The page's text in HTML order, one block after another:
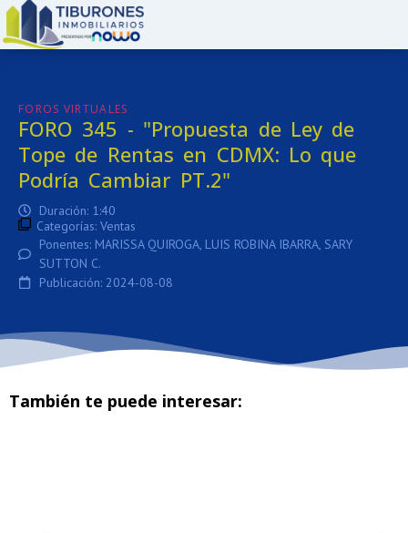
FOROS VIRTUALES:
FORO 345 - "Propuesta de Ley de
Tope de Rentas en CDMX: Lo que
Podría Cambiar PT.2"
Duración: 1:40
Categorías: Ventas
Ponentes: MARISSA QUIROGA, LUIS ROBINA IBARRA, SARY
SUTTON C.
Publicación: 2024-08-08
También te puede interesar: